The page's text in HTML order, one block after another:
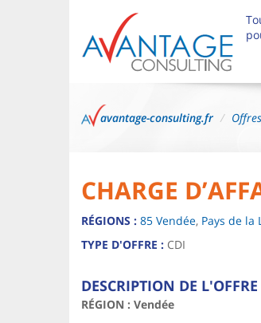
avantage-consulting.fr
CHARGE
RÉGIONS : 85 Vendée, Pays de la
TYPE D'OFFRE : CDI
DESCRIPTION DE L'OFFRE
RÉGION : Vendée